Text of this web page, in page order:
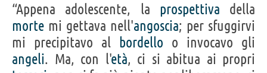
“Appena adolescente, la prospettiva della
morte mi gettava nell'angoscia; per sfuggirvi
mi precipitavo al bordello o invocavo gli
angeli. Ma, con l'età, ci si abitua ai propri